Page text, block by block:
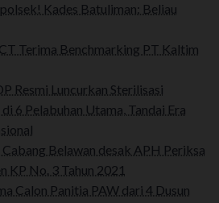
Kades Batuliman: Beliau
Terima Benchmarking PT Kaltim
Resmi Luncurkan Sterilisasi
6 Pelabuhan Utama, Tandai Era
Cabang Belawan desak APH Periksa
KP No. 3 Tahun 2021
Calon Panitia PAW dari 4 Dusun